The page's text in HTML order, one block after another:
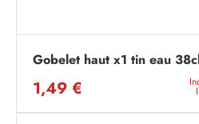
Gobelet haut x1 tin eau
1,49 €